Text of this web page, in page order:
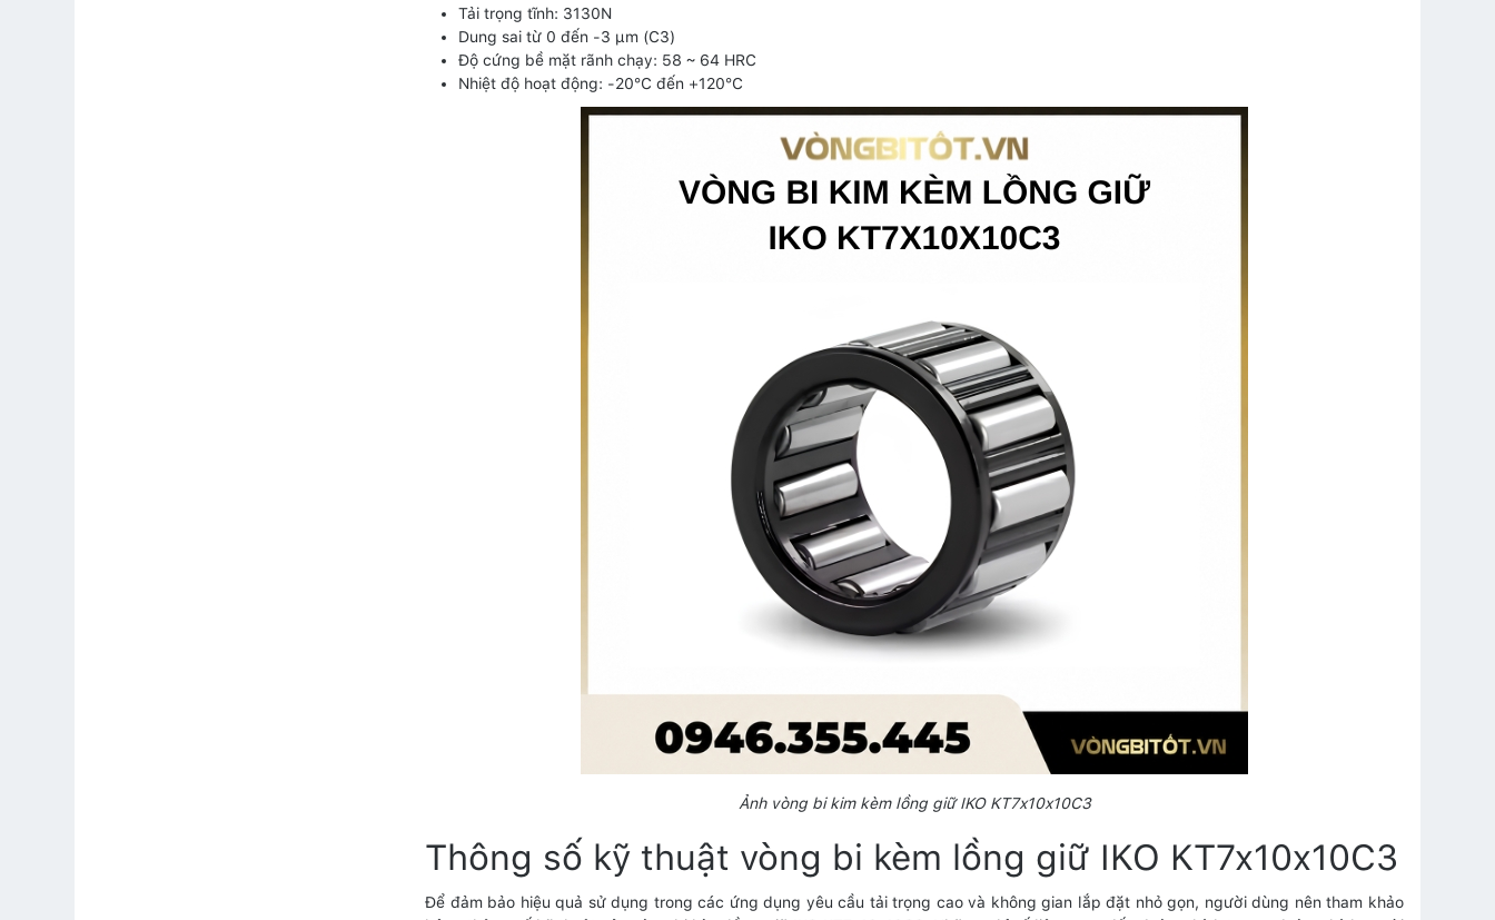
Tải trọng tĩnh: 3130N
Dung sai từ 0 đến -3 μm (C3)
Độ cứng bề mặt rãnh chạy: 58 ~ 64 HRC
Nhiệt độ hoạt động: -20°C đến +120°C
Ảnh vòng bi kim kèm lồng giữ IKO KT7x10x10C3
Thông số kỹ thuật vòng bi kèm lồng giữ IKO KT7x10x10C3
Để đảm bảo hiệu quả sử dụng trong các ứng dụng yêu cầu tải trọng cao và không gian lắp đặt nhỏ gọn, người dùng nên tham khảo